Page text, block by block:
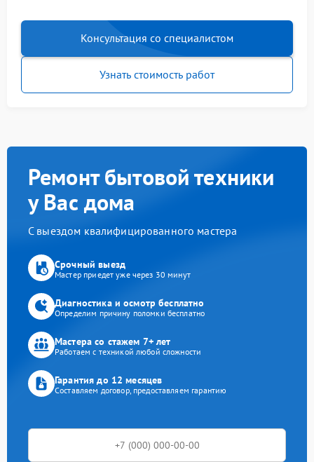
Консультация со специалистом
Узнать стоимость работ
Ремонт бытовой техники
у Вас дома
С выездом квалифицированного мастера
Срочный выезд
Мастер приедет уже через 30 минут
Диагностика и осмотр бесплатно
Определим причину поломки бесплатно
Мастера со стажем 7+ лет
Работаем с техникой любой сложности
Гарантия до 12 месяцев
Составляем договор, предоставляем гарантию